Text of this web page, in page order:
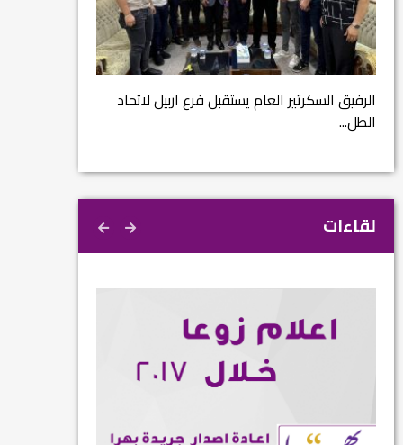
الرفيق السكرتير العام يستقبل فرع اربيل لاتحاد
الطل...
لقاءات